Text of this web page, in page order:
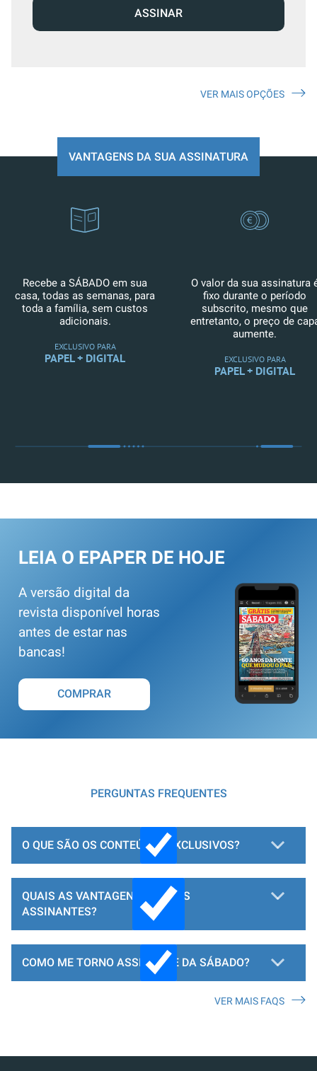
ASSINAR
VER MAIS OPÇÕES
VANTAGENS DA SUA ASSINATURA
Recebe a SÁBADO em sua
casa, todas as semanas, para
toda a família, sem custos
adicionais.
EXCLUSIVO PARA
PAPEL + DIGITAL
O valor da sua assinatura
fixo durante o período
subscrito, mesmo que
entretanto, o preço de
aumente.
EXCLUSIVO PARA
PAPEL + DIGITAL
LEIA O EPAPER DE HOJE
A versão digital da
revista disponível horas
antes de estar nas
bancas!
COMPRAR
PERGUNTAS FREQUENTES
O QUE SÃO OS CONTEÚDOS EXCLUSIVOS?
QUAIS AS VANTAGENS PARA OS
ASSINANTES?
COMO ME TORNO ASSINANTE DA SÁBADO?
VER MAIS FAQS